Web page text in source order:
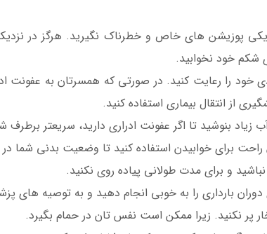
پوزیشن های خاص و خطرناک نگیرید. هرگز در
شکم خود نخوابید.
خود را رعایت کنید. در صورتی که همسرتان به عفونت
از انتقال بیماری استفاده کنید.
زیاد بنوشید تا اگر عفونت ادراری دارید، سریعتر برطرف
برای خوابیدن استفاده کنید تا وضعیت بدنی شما در
و برای مدت طولانی پیاده روی نکنید.
بارداری را به خوبی انجام دهید و به توصیه
پر نکنید. زیرا ممکن است نفس تان در حمام بگیرد.